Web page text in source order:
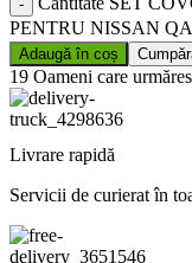
PENTRU NISSAN
Adaugă în coș
19 Oameni care
Livrare rapidă
Servicii de curierat în